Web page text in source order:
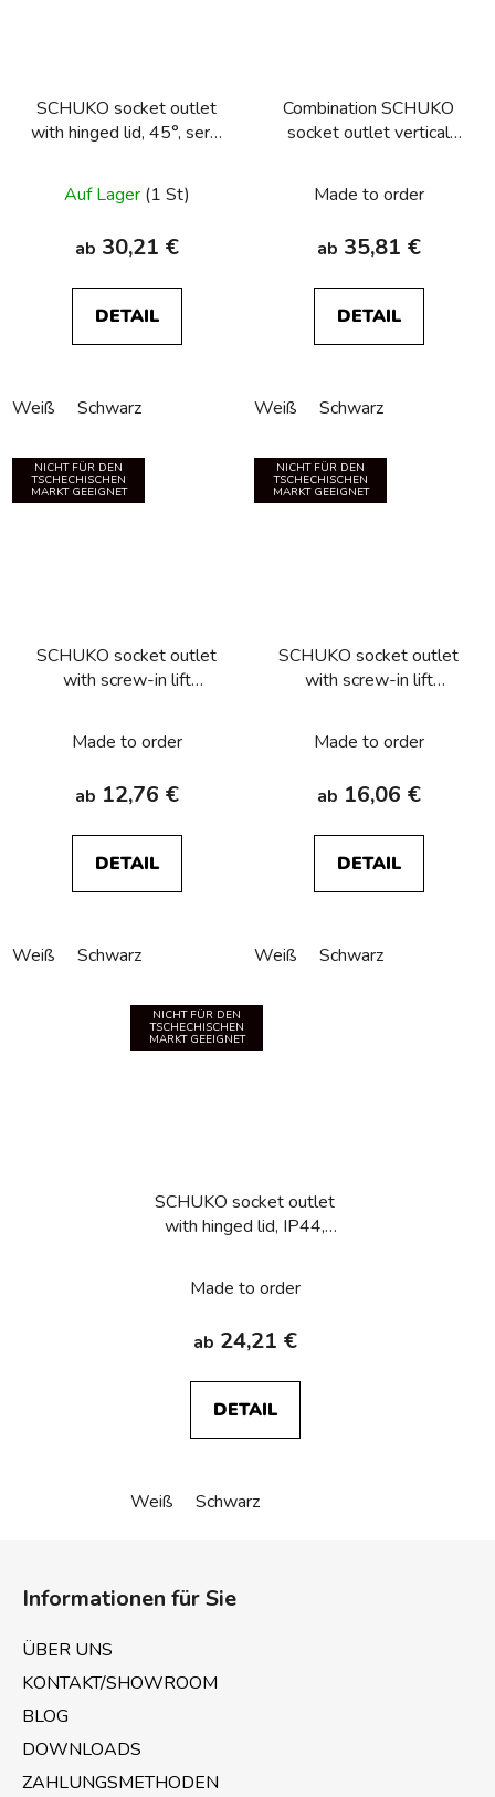
SCHUKO socket outlet
with hinged lid, 45°, serie
Auf Lager (1 St)
ab 30,21 €
DETAIL
Weiß Schwarz
Combination SCHUKO
socket outlet vertical
Made to order
ab 35,81 €
DETAIL
Weiß Schwarz
NICHT FÜR DEN
TSCHECHISCHEN
MARKT GEEIGNET
SCHUKO socket outlet
with screw-in lift
Made to order
ab 12,76 €
DETAIL
Weiß Schwarz
NICHT FÜR DEN
TSCHECHISCHEN
MARKT GEEIGNET
SCHUKO socket outlet
with screw-in lift
Berker R.1/R.3/R.8
Made to order
ab 16,06 €
DETAIL
Weiß Schwarz
NICHT FÜR DEN
TSCHECHISCHEN
MARKT GEEIGNET
SCHUKO socket outlet
with hinged lid, IP44,
Made to order
ab 24,21 €
DETAIL
Weiß Schwarz
Informationen für Sie
ÜBER UNS
KONTAKT/SHOWROOM
BLOG
DOWNLOADS
ZAHLUNGSMETHODEN